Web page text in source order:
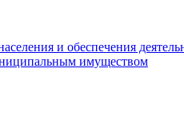
и обеспечения
имуществом